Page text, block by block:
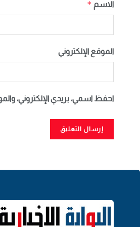
الاسم *
الموقع الإلكتروني
احفظ اسمي، بريدي الإلكتروني،